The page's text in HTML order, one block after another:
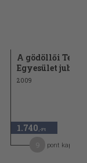
A gödöllői
Egyesület
2009
1.740 ,-Ft
pont kapható